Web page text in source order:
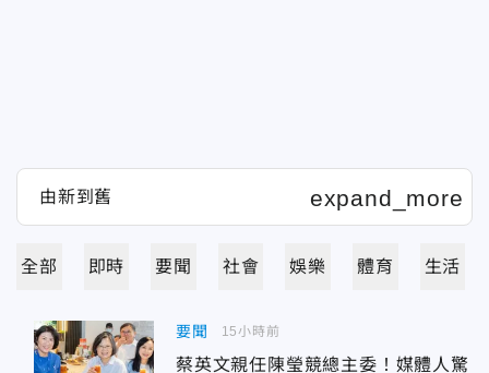
全部 即時 要聞 社會 娛樂 體育 生活
要聞
蔡英文親任陳瑩競總主委！媒體人驚
15小時前